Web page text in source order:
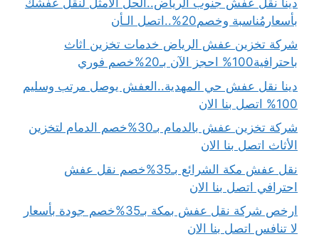
بأسعارمُناسبة وخصم20%..اتصل الـأن
شركة تخزين عفش الرياض خدمات تخزين اثاث
باحترافية100% احجز الآن بـ20%خصم فوري
دينا نقل عفش حي المهدية..العفش يوصل مرتب وسليم
100% اتصل بنا الان
شركة تخزين عفش بالدمام بـ30%خصم الدمام لتخزين
الأثاث اتصل بنا الان
نقل عفش مكة الشرائع بـ35%خصم نقل عفش
احترافي اتصل بنا الان
ارخص شركة نقل عفش بمكة بـ35%خصم جودة بأسعار
لا تنافس اتصل بنا الان